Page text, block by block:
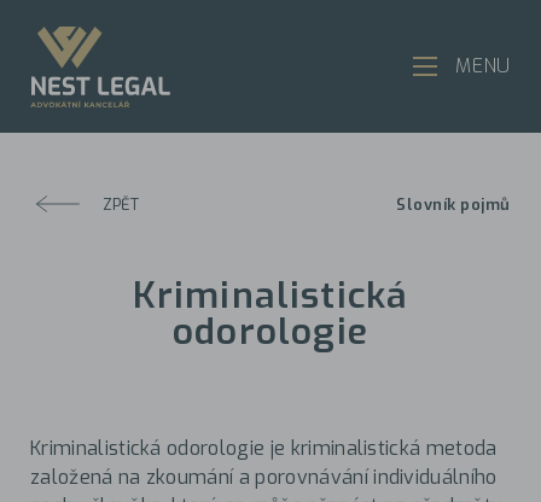
ZPĚT Slovník pojmů
Kriminalistická
odorologie
Kriminalistická odorologie je kriminalistická metoda
založená na zkoumání a porovnávání individuálního
MENU